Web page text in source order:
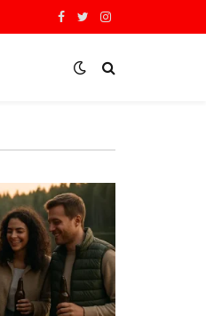
Facebook
TwitterInstagram